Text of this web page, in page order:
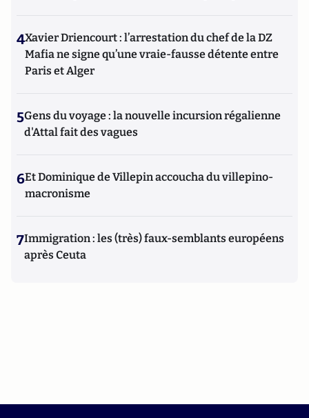
4Xavier Driencourt : l’arrestation du chef de la DZ
Mafia ne signe qu’une vraie-fausse détente entre
Paris et Alger
5Gens du voyage : la nouvelle incursion régalienne
d'Attal fait des vagues
6Et Dominique de Villepin accoucha du villepino-
macronisme
7Immigration : les (très) faux-semblants européens
après Ceuta